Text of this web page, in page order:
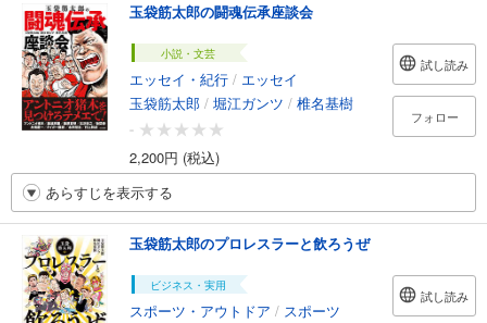
玉袋筋太郎の闘魂伝承座談会
小説・文芸
エッセイ・紀行 / エッセイ
玉袋筋太郎 / 堀江ガンツ / 椎名基樹
-
2,200円 (税込)
試し読み
フォロー
あらすじを表示する
玉袋筋太郎のプロレスラーと飲ろうぜ
ビジネス・実用
スポーツ・アウトドア / スポーツ
試し読み